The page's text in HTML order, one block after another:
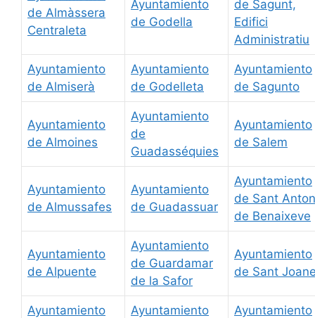
de Almàssera
Centraleta
Ayuntamiento
de Godella
de Sagunt,
Edifici
Administratiu
Ayuntamiento
de Almiserà
Ayuntamiento
de Godelleta
Ayuntamiento
de Sagunto
Ayuntamiento
de Almoines
Ayuntamiento
de
Guadasséquies
Ayuntamiento
de Salem
Ayuntamiento
de Almussafes
Ayuntamiento
de Guadassuar
Ayuntamiento
de Sant
de Benaixeve
Ayuntamiento
de Alpuente
Ayuntamiento
de Guardamar
de la Safor
Ayuntamiento
de Sant
Ayuntamiento
Ayuntamiento
Ayuntamiento